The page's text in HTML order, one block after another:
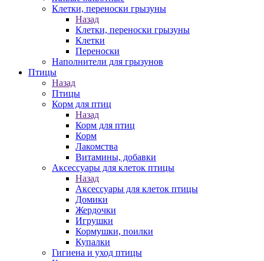
Клетки, переноски грызуны
Назад
Клетки, переноски грызуны
Клетки
Переноски
Наполнители для грызунов
Птицы
Назад
Птицы
Корм для птиц
Назад
Корм для птиц
Корм
Лакомства
Витамины, добавки
Аксессуары для клеток птицы
Назад
Аксессуары для клеток птицы
Домики
Жердочки
Игрушки
Кормушки, поилки
Купалки
Гигиена и уход птицы